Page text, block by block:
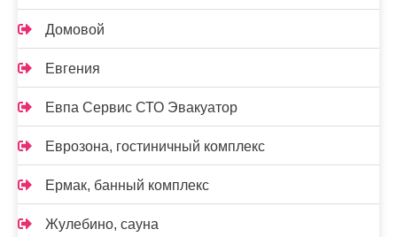
Домовой
Евгения
Евпа Сервис СТО Эвакуатор
Еврозона, гостиничный комплекс
Ермак, банный комплекс
Жулебино, сауна